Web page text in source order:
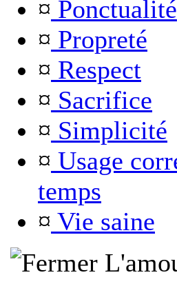
¤ Ponctualité
¤ Propreté
¤ Respect
¤ Sacrifice
¤ Simplicité
¤ Usage
temps
¤ Vie saine